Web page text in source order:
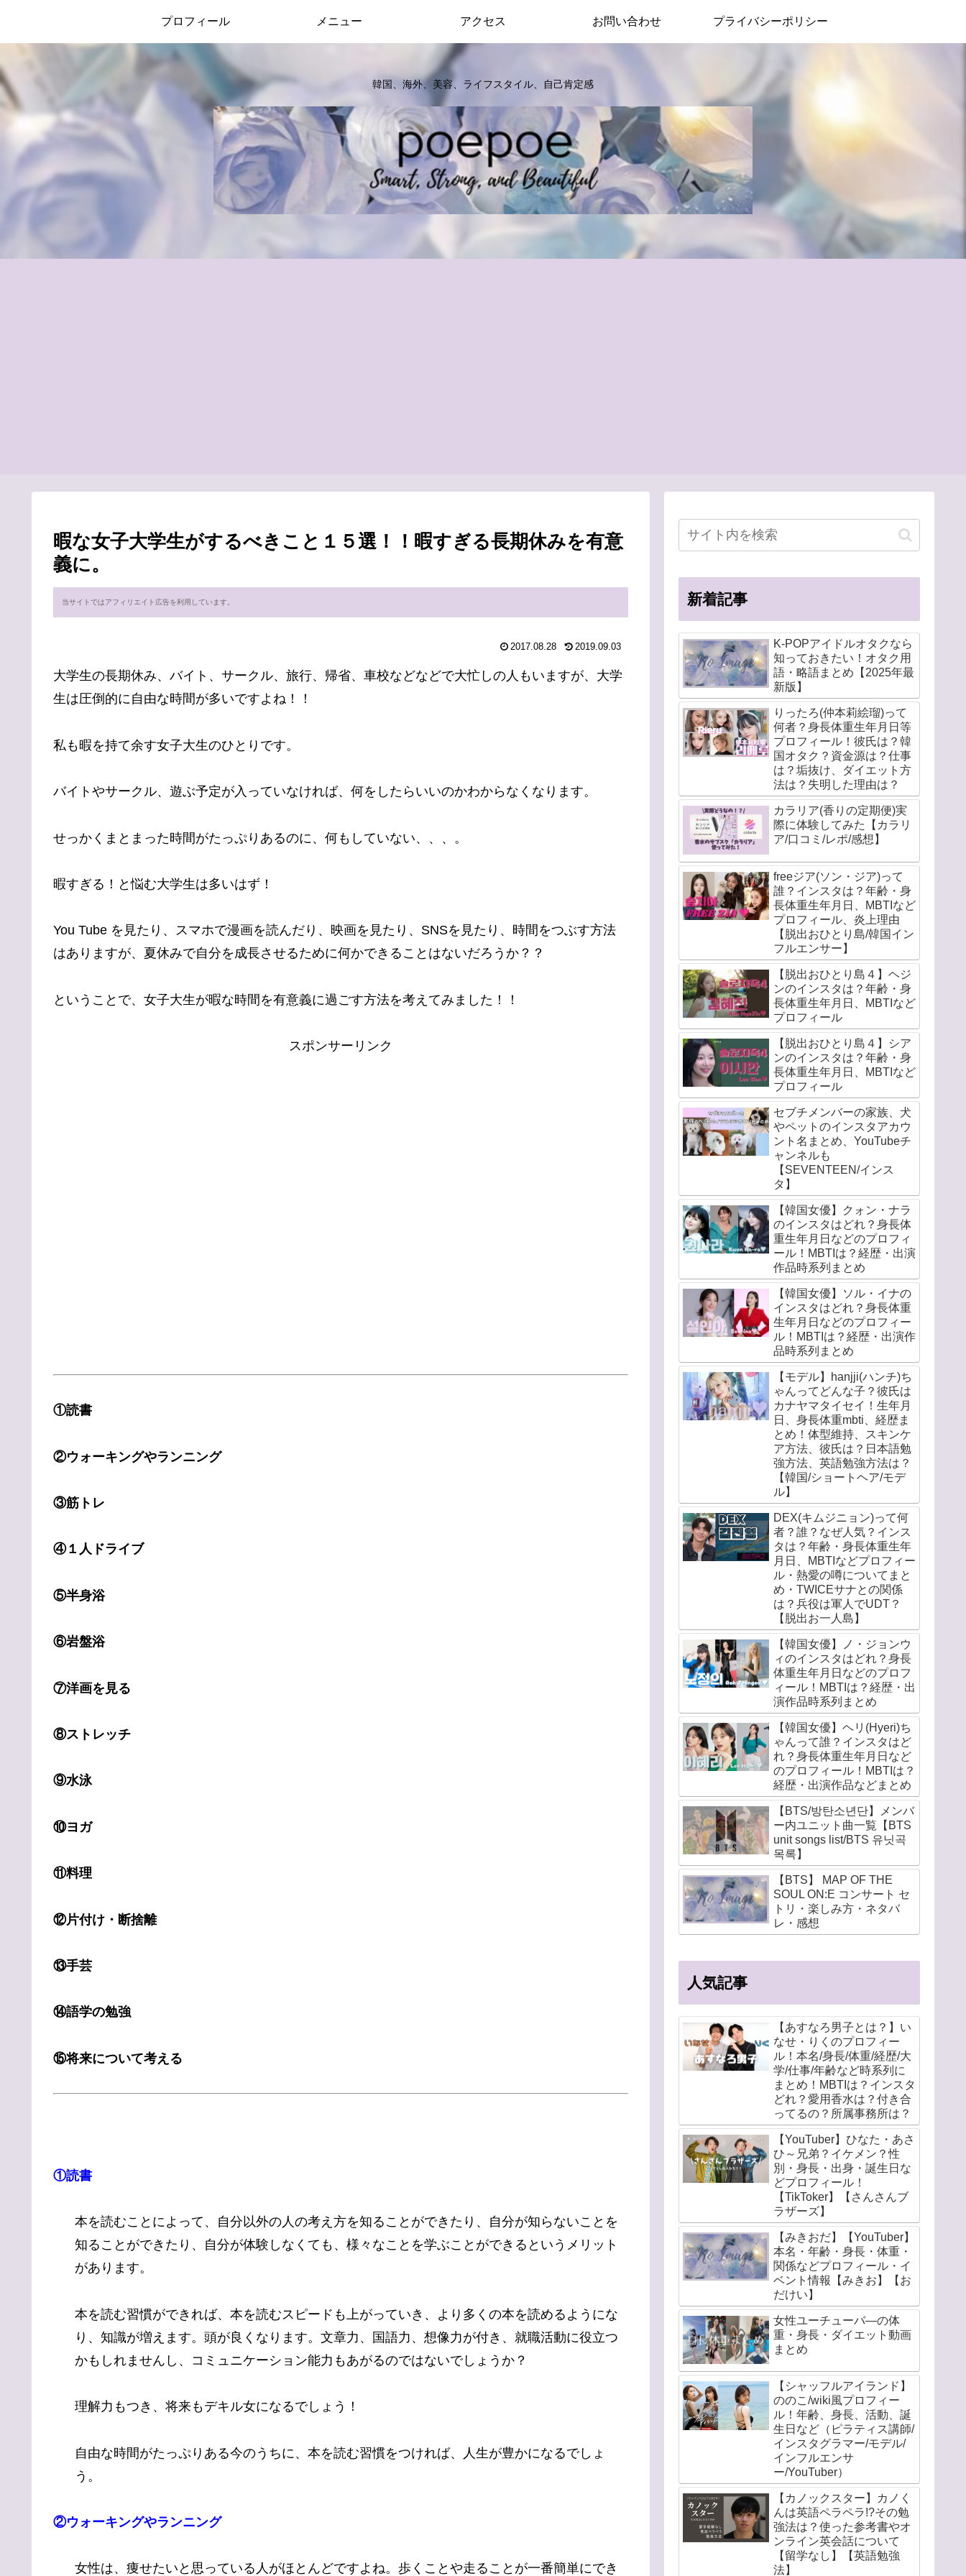
韓国、海外、美容、ライフスタイル、自己肯定感
プロフィール メニュー アクセス お問い合わせ プライバシーポリシー
暇な女子大学生がするべきこと１５選！！暇すぎる長期休みを有意
義に。
当サイトではアフィリエイト広告を利用しています。
2017.08.28 2019.09.03
大学生の長期休み、バイト、サークル、旅行、帰省、車校などなどで大忙しの人もいますが、大学
生は圧倒的に自由な時間が多いですよね！！
私も暇を持て余す女子大生のひとりです。
バイトやサークル、遊ぶ予定が入っていなければ、何をしたらいいのかわからなくなります。
せっかくまとまった時間がたっぷりあるのに、何もしていない、、、。
暇すぎる！と悩む大学生は多いはず！
You Tube を見たり、スマホで漫画を読んだり、映画を見たり、SNSを見たり、時間をつぶす方法
はありますが、夏休みで自分を成長させるために何かできることはないだろうか？？
ということで、女子大生が暇な時間を有意義に過ごす方法を考えてみました！！
スポンサーリンク
①読書
②ウォーキングやランニング
③筋トレ
④１人ドライブ
⑤半身浴
⑥岩盤浴
⑦洋画を見る
⑧ストレッチ
⑨水泳
⑩ヨガ
⑪料理
⑫片付け・断捨離
⑬手芸
⑭語学の勉強
⑮将来について考える
①読書
本を読むことによって、自分以外の人の考え方を知ることができたり、自分が知らないことを
知ることができたり、自分が体験しなくても、様々なことを学ぶことができるというメリット
があります。
本を読む習慣ができれば、本を読むスピードも上がっていき、より多くの本を読めるようにな
り、知識が増えます。頭が良くなります。文章力、国語力、想像力が付き、就職活動に役立つ
かもしれませんし、コミュニケーション能力もあがるのではないでしょうか？
理解力もつき、将来もデキル女になるでしょう！
自由な時間がたっぷりある今のうちに、本を読む習慣をつければ、人生が豊かになるでしょ
う。
②ウォーキングやランニング
女性は、痩せたいと思っている人がほとんどですよね。歩くことや走ることが一番簡単にでき
新着記事
K-POPアイドルオタクなら
知っておきたい！オタク用
語・略語まとめ【2025年最
新版】
りったろ(仲本莉絵瑠)って
何者？身長体重生年月日等
プロフィール！彼氏は？韓
国オタク？資金源は？仕事
は？垢抜け、ダイエット方
法は？失明した理由は？
カラリア(香りの定期便)実
際に体験してみた【カラリ
ア/口コミ/レポ/感想】
freeジア(ソン・ジア)って
誰？インスタは？年齢・身
長体重生年月日、MBTIなど
プロフィール、炎上理由
【脱出おひとり島/韓国イン
フルエンサー】
【脱出おひとり島４】ヘジ
ンのインスタは？年齢・身
長体重生年月日、MBTIなど
プロフィール
【脱出おひとり島４】シア
ンのインスタは？年齢・身
長体重生年月日、MBTIなど
プロフィール
セブチメンバーの家族、犬
やペットのインスタアカウ
ント名まとめ、YouTubeチ
ャンネルも
【SEVENTEEN/インス
タ】
【韓国女優】クォン・ナラ
のインスタはどれ？身長体
重生年月日などのプロフィ
ール！MBTIは？経歴・出演
作品時系列まとめ
【韓国女優】ソル・イナの
インスタはどれ？身長体重
生年月日などのプロフィー
ル！MBTIは？経歴・出演作
品時系列まとめ
【モデル】hanjji(ハンチ)ち
ゃんってどんな子？彼氏は
カナヤマタイセイ！生年月
日、身長体重mbti、経歴ま
とめ！体型維持、スキンケ
ア方法、彼氏は？日本語勉
強方法、英語勉強方法は？
【韓国/ショートヘア/モデ
ル】
DEX(キムジニョン)って何
者？誰？なぜ人気？インス
タは？年齢・身長体重生年
月日、MBTIなどプロフィー
ル・熱愛の噂についてまと
め・TWICEサナとの関係
は？兵役は軍人でUDT？
【脱出お一人島】
【韓国女優】ノ・ジョンウ
ィのインスタはどれ？身長
体重生年月日などのプロフ
ィール！MBTIは？経歴・出
演作品時系列まとめ
【韓国女優】ヘリ(Hyeri)ち
ゃんって誰？インスタはど
れ？身長体重生年月日など
のプロフィール！MBTIは？
経歴・出演作品などまとめ
【BTS/방탄소년단】メンバ
ー内ユニット曲一覧【BTS
unit songs list/BTS 유닛곡
목록】
【BTS】 MAP OF THE
SOUL ON:E コンサート セ
トリ・楽しみ方・ネタバ
レ・感想
人気記事
【あすなろ男子とは？】い
なせ・りくのプロフィー
ル！本名/身長/体重/経歴/大
学/仕事/年齢など時系列に
まとめ！MBTIは？インスタ
どれ？愛用香水は？付き合
ってるの？所属事務所は？
【YouTuber】ひなた・あさ
ひ～兄弟？イケメン？性
別・身長・出身・誕生日な
どプロフィール！
【TikToker】【さんさんブ
ラザーズ】
【みきおだ】【YouTuber】
本名・年齢・身長・体重・
関係などプロフィール・イ
ベント情報【みきお】【お
だけい】
女性ユーチューバ―の体
重・身長・ダイエット動画
まとめ
【シャッフルアイランド】
ののこ/wiki風プロフィー
ル！年齢、身長、活動、誕
生日など（ピラティス講師/
インスタグラマー/モデル/
インフルエンサ
ー/YouTuber）
【カノックスター】カノく
んは英語ペラペラ!?その勉
強法は？使った参考書やオ
ンライン英会話について
【留学なし】【英語勉強
法】